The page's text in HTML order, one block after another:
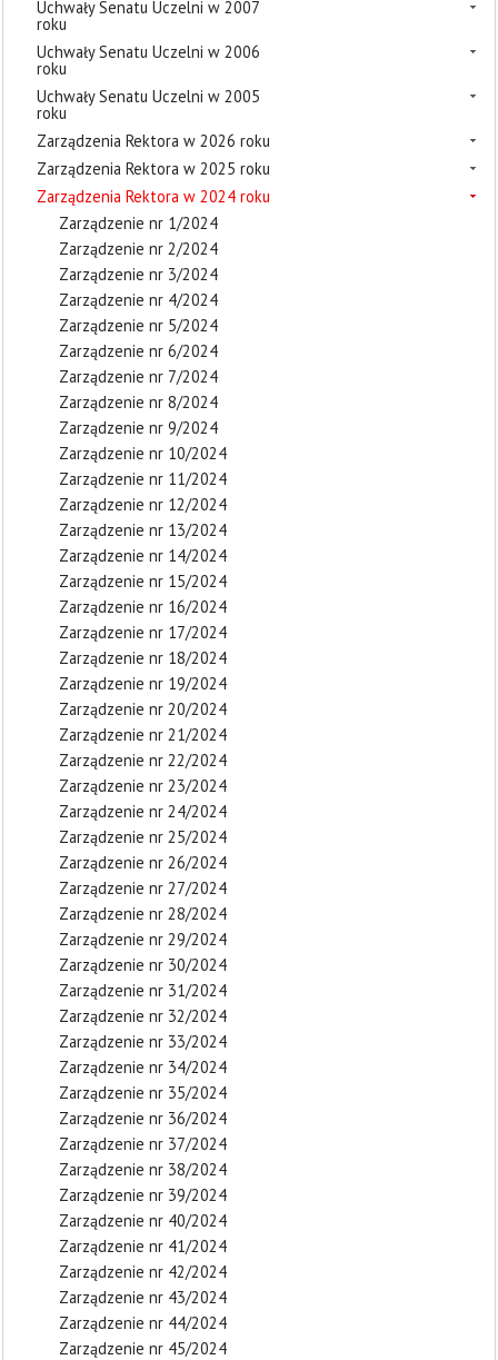
Uchwały Senatu Uczelni w 2007
roku
Uchwały Senatu Uczelni w 2006
roku
Uchwały Senatu Uczelni w 2005
roku
Zarządzenia Rektora w 2026 roku
Zarządzenia Rektora w 2025 roku
Zarządzenia Rektora w 2024 roku
Zarządzenie nr 1/2024
Zarządzenie nr 2/2024
Zarządzenie nr 3/2024
Zarządzenie nr 4/2024
Zarządzenie nr 5/2024
Zarządzenie nr 6/2024
Zarządzenie nr 7/2024
Zarządzenie nr 8/2024
Zarządzenie nr 9/2024
Zarządzenie nr 10/2024
Zarządzenie nr 11/2024
Zarządzenie nr 12/2024
Zarządzenie nr 13/2024
Zarządzenie nr 14/2024
Zarządzenie nr 15/2024
Zarządzenie nr 16/2024
Zarządzenie nr 17/2024
Zarządzenie nr 18/2024
Zarządzenie nr 19/2024
Zarządzenie nr 20/2024
Zarządzenie nr 21/2024
Zarządzenie nr 22/2024
Zarządzenie nr 23/2024
Zarządzenie nr 24/2024
Zarządzenie nr 25/2024
Zarządzenie nr 26/2024
Zarządzenie nr 27/2024
Zarządzenie nr 28/2024
Zarządzenie nr 29/2024
Zarządzenie nr 30/2024
Zarządzenie nr 31/2024
Zarządzenie nr 32/2024
Zarządzenie nr 33/2024
Zarządzenie nr 34/2024
Zarządzenie nr 35/2024
Zarządzenie nr 36/2024
Zarządzenie nr 37/2024
Zarządzenie nr 38/2024
Zarządzenie nr 39/2024
Zarządzenie nr 40/2024
Zarządzenie nr 41/2024
Zarządzenie nr 42/2024
Zarządzenie nr 43/2024
Zarządzenie nr 44/2024
Zarządzenie nr 45/2024